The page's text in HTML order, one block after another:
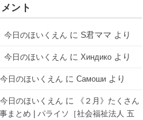
ント
今日のほいくえん に S君ママ より
今日のほいくえん にХиндико より
今日のほいくえん にСамоши より
今日のほいくえん に
《２月》たくさん
まとめ | パライソ［社会福祉法人 五